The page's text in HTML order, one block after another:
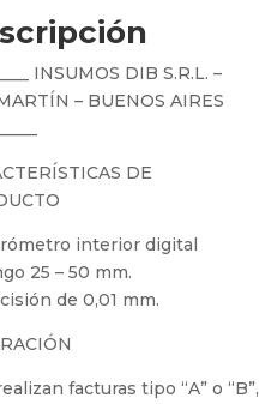
INSUMOS DIB S.R.L. –
– BUENOS AIRES
DE
interior digital
25 – 50 mm.
de 0,01 mm.
facturas tipo “A” o “B”,